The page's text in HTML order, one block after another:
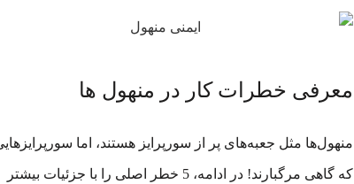
معرفی خطرات کار در منهول ها
منهول‌ها مثل جعبه‌های پر از سورپرایز هستند، اما
که گاهی مرگبارند! در ادامه، 5 خطر اصلی را با جزئیات بیشتر